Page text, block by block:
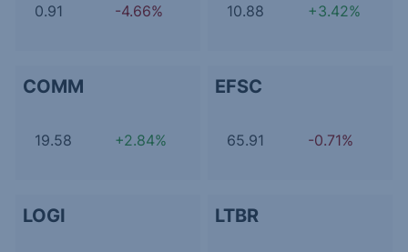
0.91 -4.66% 10.88 +3.42%
COMM
19.58 +2.84%
EFSC
65.91 -0.71%
LOGI LTBR